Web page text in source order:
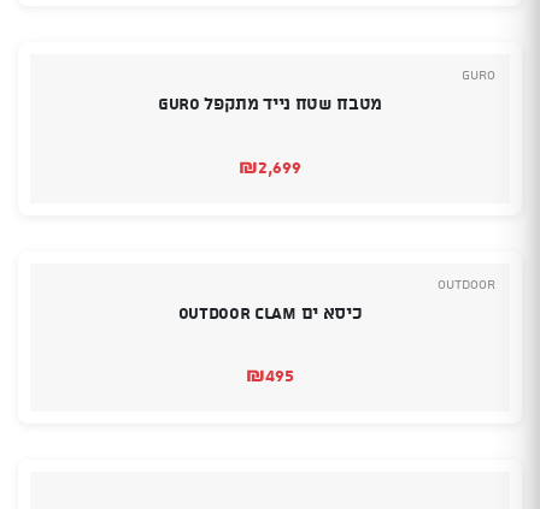
Guro
מטבח שטח נייד מתקפל GURO
₪2,699
Outdoor
כיסא ים OUTDOOR CLAM
₪495